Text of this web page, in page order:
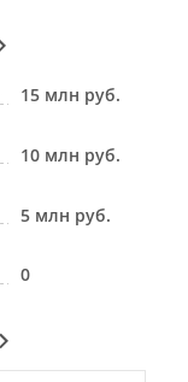
0
5 млн руб.
10 млн руб.
15 млн руб.